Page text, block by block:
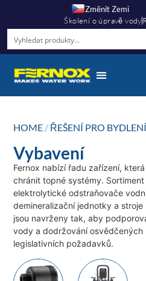
Změnit Zemi
Školení o úpravě vody
HOME / ŘEŠENÍ PRO BYDLENÍ
Vybavení
Fernox nabízí řadu zařízení,
chránit topné systémy.
elektrolytické odstraňovače
demineralizační jednotky a
jsou navrženy tak, aby
vody a dodržování osvědčených
legislativních požadavků.